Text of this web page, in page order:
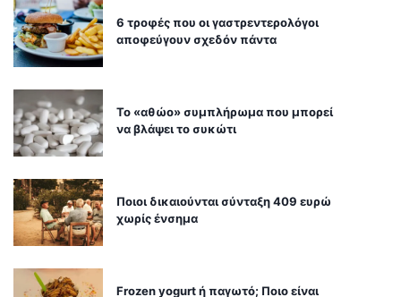
6 τροφές που οι γαστρεντερολόγοι
αποφεύγουν σχεδόν πάντα
Το «αθώο» συμπλήρωμα που μπορεί
να βλάψει το συκώτι
Ποιοι δικαιούνται σύνταξη 409 ευρώ
χωρίς ένσημα
Frozen yogurt ή παγωτό; Ποιο είναι